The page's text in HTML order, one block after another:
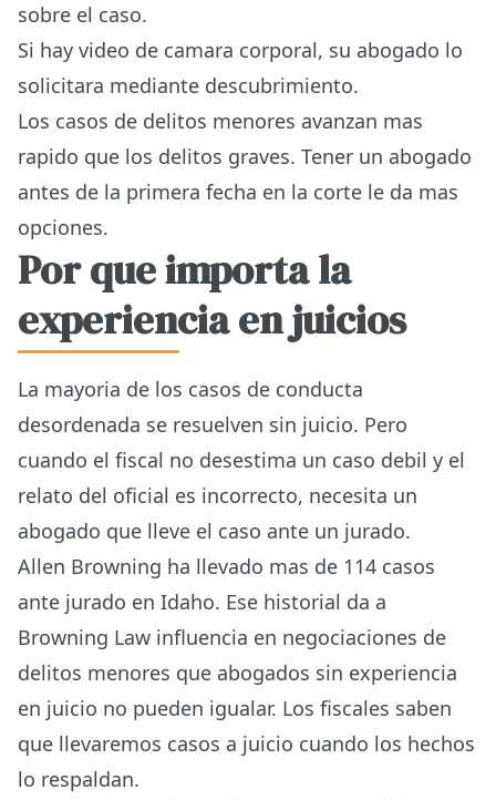
sobre el caso.
Si hay video de camara corporal, su abogado lo
solicitara mediante descubrimiento.
Los casos de delitos menores avanzan mas
rapido que los delitos graves. Tener un abogado
antes de la primera fecha en la corte le da mas
opciones.
Por que importa la
experiencia en juicios
La mayoria de los casos de conducta
desordenada se resuelven sin juicio. Pero
cuando el fiscal no desestima un caso debil y el
relato del oficial es incorrecto, necesita un
abogado que lleve el caso ante un jurado.
Allen Browning ha llevado mas de 114 casos
ante jurado en Idaho. Ese historial da a
Browning Law influencia en negociaciones de
delitos menores que abogados sin experiencia
en juicio no pueden igualar. Los fiscales saben
que llevaremos casos a juicio cuando los hechos
lo respaldan.